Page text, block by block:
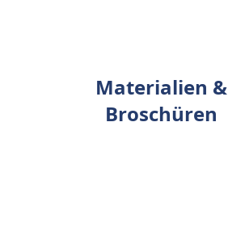
Materialien &
Broschüren